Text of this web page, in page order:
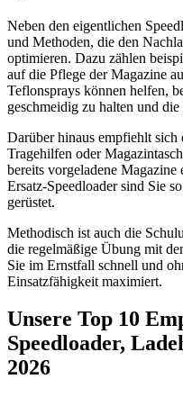
Neben den eigentlichen
und Methoden, die den
optimieren. Dazu zählen
auf die Pflege der Magazine
Teflonsprays können helfen,
geschmeidig zu halten und
Darüber hinaus empfiehlt
Tragehilfen oder
bereits vorgeladene
Ersatz-Speedloader sind Sie
gerüstet.
Methodisch ist auch die
die regelmäßige Übung mit
Sie im Ernstfall schnell und
Einsatzfähigkeit maximiert.
Unsere Top 10
Speedloader,
2026